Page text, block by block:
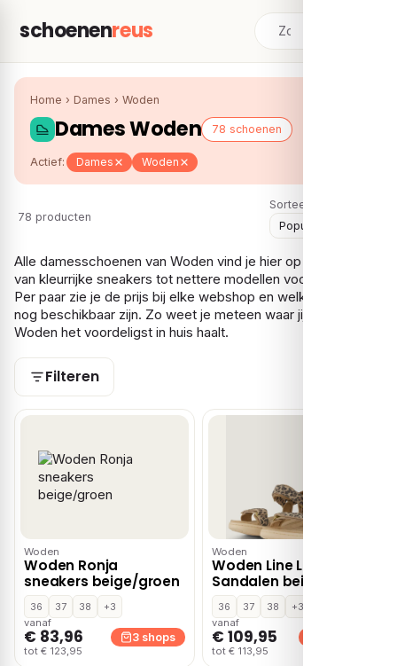
schoenenreus
Home › Dames › Woden
Dames Woden 78 schoenen
Actief: Dames Woden
78 producten
Sorteer:
Alle damesschoenen van Woden vind je hier op één plek,
van kleurrijke sneakers tot nettere modellen voor alledag.
Per paar zie je de prijs bij elke webshop en welke maten er
nog beschikbaar zijn. Zo weet je meteen waar jij jouw
Woden het voordeligst in huis haalt.
Filteren
Woden
Woden Ronja
sneakers beige/groen
36 37 38
+3
vanaf
€ 83,96
tot € 123,95
3 shops
Woden
Woden Line Leopard
Sandalen beige Leer
36 37 38
+3
vanaf
€ 109,95
tot € 113,95